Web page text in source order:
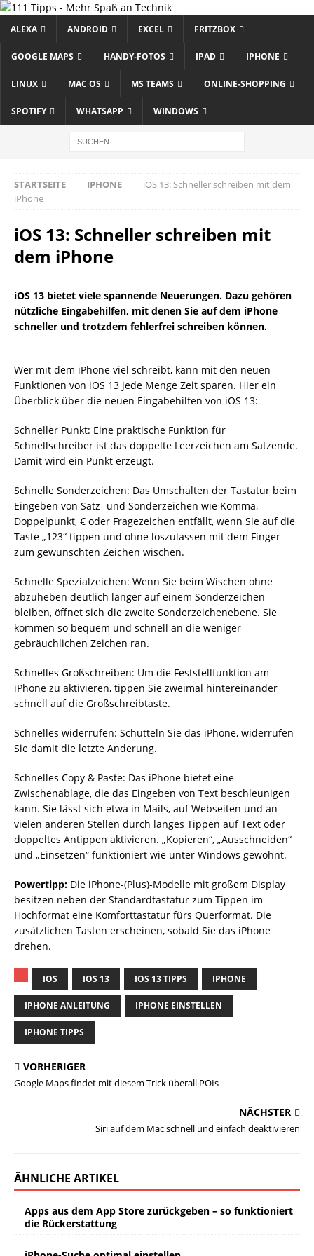
ALEXA ANDROID EXCEL FRITZBOX
GOOGLE MAPS HANDY-FOTOS IPAD IPHONE
LINUX MAC OS MS TEAMS ONLINE-SHOPPING
SPOTIFY WHATSAPP WINDOWS
STARTSEITE IPHONE
iOS 13: Schneller schreiben mit dem
iPhone
iOS 13: Schneller schreiben mit
dem iPhone
iOS 13 bietet viele spannende Neuerungen. Dazu gehören
nützliche Eingabe­hilfen, mit denen Sie auf dem iPhone
schneller und trotzdem fehlerfrei schreiben können.
Wer mit dem iPhone viel schreibt, kann mit den neuen
Funktionen von iOS 13 jede Menge Zeit sparen. Hier ein
Überblick über die neuen Eingabehilfen von iOS 13:
Schneller Punkt: Eine praktische Funktion für
Schnellschreiber ist das doppelte Leerzeichen am Satzende.
Damit wird ein Punkt erzeugt.
Schnelle Sonderzeichen: Das Umschalten der Tastatur beim
Eingeben von Satz- und Sonderzeichen wie Komma,
Doppelpunkt, € oder Fragezeichen entfällt, wenn Sie auf die
Taste „123“ tippen und ohne loszulassen mit dem Finger
zum gewünschten Zeichen wischen.
Schnelle Spezialzeichen: Wenn Sie beim Wischen ohne
abzuheben deutlich länger auf einem Sonderzeichen
bleiben, öffnet sich die zweite Sonderzeichenebene. Sie
kommen so bequem und schnell an die weniger
gebräuchlichen Zeichen ran.
Schnelles Großschreiben: Um die Feststellfunktion am
iPhone zu aktivieren, tippen Sie zweimal hintereinander
schnell auf die Großschreibtaste.
Schnelles widerrufen: Schütteln Sie das iPhone, widerrufen
Sie damit die letzte Änderung.
Schnelles Copy & Paste: Das iPhone bietet eine
Zwischenablage, die das Eingeben von Text beschleunigen
kann. Sie lässt sich etwa in Mails, auf Webseiten und an
vielen anderen Stellen durch langes Tippen auf Text oder
doppeltes Antippen aktivieren. „Kopieren“, „Ausschneiden“
und „Einsetzen“ funktioniert wie unter Windows gewohnt.
Powertipp: Die iPhone-(Plus)-Modelle mit großem Display
besitzen neben der Standardtastatur zum Tippen im
Hochformat eine Komforttastatur fürs Querformat. Die
zusätzlichen Tasten erscheinen, sobald Sie das iPhone
drehen.
IOS IOS 13 IOS 13 TIPPS IPHONE
IPHONE ANLEITUNG IPHONE EINSTELLEN
IPHONE TIPPS
VORHERIGER
Google Maps findet mit diesem Trick überall POIs
NÄCHSTER
Siri auf dem Mac schnell und einfach deaktivieren
ÄHNLICHE ARTIKEL
Apps aus dem App Store zurückgeben – so funktioniert
die Rückerstattung